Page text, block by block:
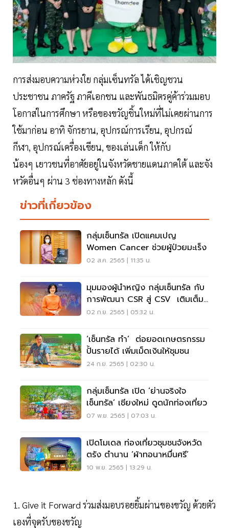
การส่งมอบความห่วงใย กลุ่มเซ็นทรัล ได้เชิญชวน
ประชาชน ภาครัฐ ภาคีเอกชน และพันธมิตรคู่ค้าร่วมมอบ
โอกาสในการศึกษา หรือของขวัญชิ้นใหม่ที่ไม่เคยผ่านการ
ใช้มาก่อน อาทิ จักรยาน, อุปกรณ์การเรียน, อุปกรณ์
กีฬา, อุปกรณ์เครื่องเขียน, ของเล่นเด็ก ให้กับ
น้องๆ เยาวชนที่อาศัยอยู่ในจังหวัดชายแดนภาคใต้ และจัง
หวัดอื่นๆ ผ่าน 3 ช่องทางหลัก ดังนี้
ข่าวที่เกี่ยวข้อง
กลุ่มเซ็นทรัล เปิดแคมเปญ
Women Cancer ช่วยผู้ป่วยมะเร็ง
02 ส.ค. 2565 | 11:35 น.
มุมมองผู้นำหญิง กลุ่มเซ็นทรัล กับ
การพัฒนา CSR สู่ CSV เติมเต็ม
สังคม 3 มิติ
02 ก.ย. 2565 | 05:32 น.
‘เซ็นทรัล ทำ’ ต่อยอดเกษตรกรรม
ปั้นรายได้ เพิ่มเม็ดเงินให้ชุมชน
24 ก.ย. 2565 | 02:30 น.
กลุ่มเซ็นทรัล เปิด ‘ย่านจริงใจ
เซ็นทรัล’ เชียงใหม่ ดูดนักท่องเที่ยว
07 พ.ย. 2565 | 07:03 น.
เปิดโมเดล ท่องเที่ยวชุมชนจังหวัด
ตรัง ตำนาน ‘ผ้าทอนาหมื่นศรี’
10 พ.ย. 2565 | 13:29 น.
1. Give it Forward ร่วมส่งมอบรอยยิ้มผ่านของขวัญ ด้วยตัว
เองที่จุดรับของขวัญ